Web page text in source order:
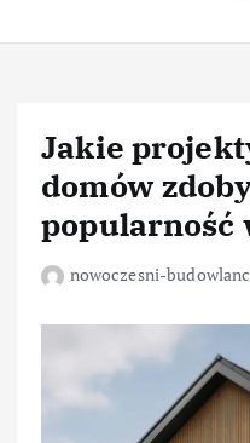
Jakie
domów
popularność
nowoczesni-